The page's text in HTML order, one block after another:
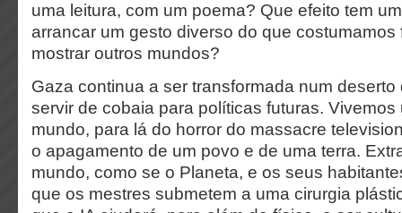
uma leitura, com um poema? Que efeito tem
arrancar um gesto diverso do que costumamos
mostrar outros mundos?
Gaza continua a ser transformada num deserto
servir de cobaia para políticas futuras.
mundo, para lá do horror do massacre
o apagamento de um povo e de uma terra.
mundo, como se o Planeta, e os seus
que os mestres submetem a uma cirurgia